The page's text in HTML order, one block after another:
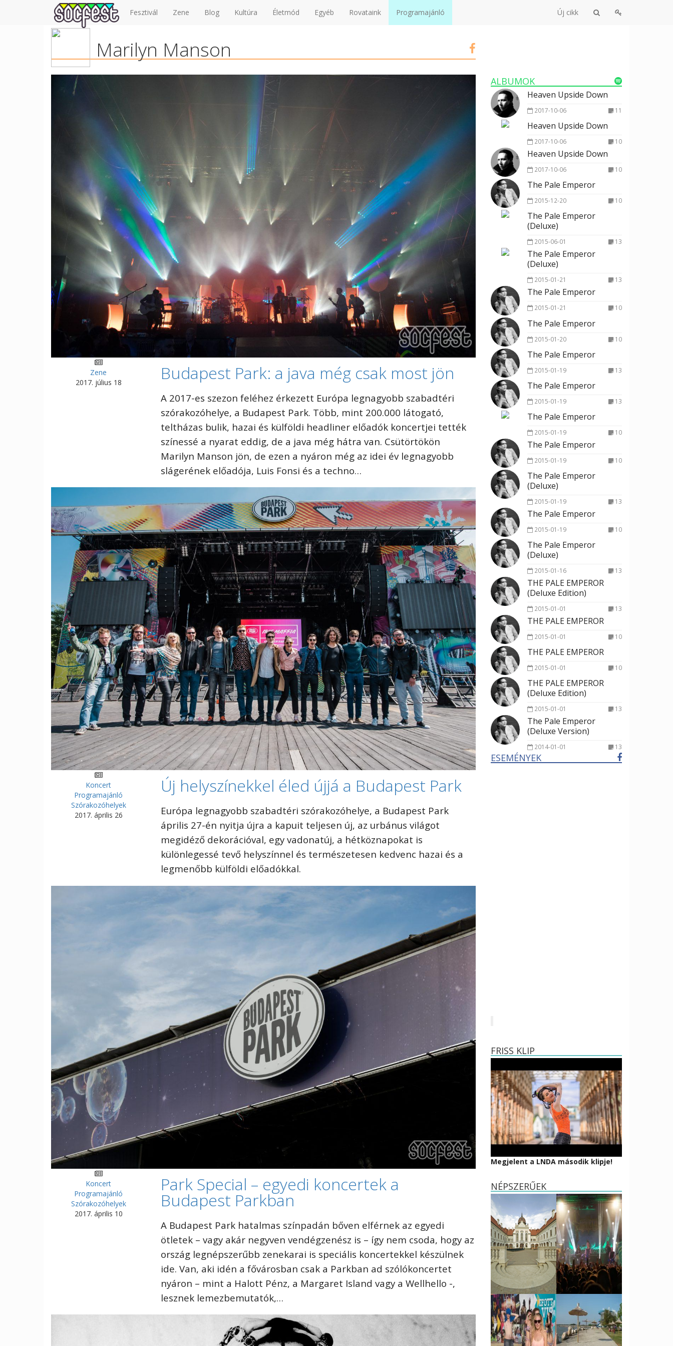
Fesztivál Zene Blog Kultúra Életmód Egyéb Rovataink Programajánló Új cikk
Marilyn Manson
Zene
2017. július 18
Budapest Park: a java még csak most jön
A 2017-es szezon feléhez érkezett Európa legnagyobb szabadtéri
szórakozóhelye, a Budapest Park. Több, mint 200.000 látogató,
teltházas bulik, hazai és külföldi headliner előadók koncertjei tették
színessé a nyarat eddig, de a java még hátra van. Csütörtökön
Marilyn Manson jön, de ezen a nyáron még az idei év legnagyobb
slágerének előadója, Luis Fonsi és a techno…
Koncert
Programajánló
Szórakozóhelyek
2017. április 26
Új helyszínekkel éled újjá a Budapest Park
Európa legnagyobb szabadtéri szórakozóhelye, a Budapest Park
április 27-én nyitja újra a kapuit teljesen új, az urbánus világot
megidéző dekorációval, egy vadonatúj, a hétköznapokat is
különlegessé tevő helyszínnel és természetesen kedvenc hazai és a
legmenőbb külföldi előadókkal.
Koncert
Programajánló
Szórakozóhelyek
2017. április 10
Park Special – egyedi koncertek a
Budapest Parkban
A Budapest Park hatalmas színpadán bőven elférnek az egyedi
ötletek – vagy akár negyven vendégzenész is – így nem csoda, hogy az
ország legnépszerűbb zenekarai is speciális koncertekkel készülnek
ide. Van, aki idén a fővárosban csak a Parkban ad szólókoncertet
nyáron – mint a Halott Pénz, a Margaret Island vagy a Wellhello -,
lesznek lemezbemutatók,…
ALBUMOK
Heaven Upside Down
11
2017-10-06
Heaven Upside Down
10
2017-10-06
Heaven Upside Down
10
2017-10-06
The Pale Emperor
10
2015-12-20
The Pale Emperor
(Deluxe)
13
2015-06-01
The Pale Emperor
(Deluxe)
13
2015-01-21
The Pale Emperor
10
2015-01-21
The Pale Emperor
10
2015-01-20
The Pale Emperor
13
2015-01-19
The Pale Emperor
13
2015-01-19
The Pale Emperor
10
2015-01-19
The Pale Emperor
10
2015-01-19
The Pale Emperor
(Deluxe)
13
2015-01-19
The Pale Emperor
10
2015-01-19
The Pale Emperor
(Deluxe)
13
2015-01-16
THE PALE EMPEROR
(Deluxe Edition)
13
2015-01-01
THE PALE EMPEROR
10
2015-01-01
THE PALE EMPEROR
10
2015-01-01
THE PALE EMPEROR
(Deluxe Edition)
13
2015-01-01
The Pale Emperor
(Deluxe Version)
13
2014-01-01
ESEMÉNYEK
FRISS KLIP
Megjelent a LNDA második klipje!
NÉPSZERŰEK